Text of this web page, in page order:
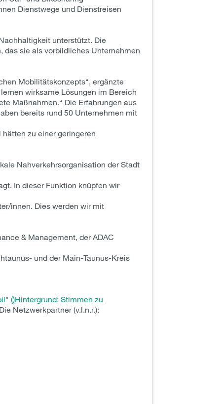
Dienstwege und Dienstreisen
unterstützt. Die
das sie als vorbildliches Unternehmen
Mobilitätskonzepts“, ergänzte
wirksame Lösungen im Bereich
Maßnahmen.“ Die Erfahrungen aus
bereits rund 50 Unternehmen mit
zu einer geringeren
Nahverkehrsorganisation der Stadt
In dieser Funktion knüpfen wir
innen. Dies werden wir mit
& Management, der ADAC
und der Main-Taunus-Kreis
()Hintergrund: Stimmen zu
Netzwerkpartner (v.l.n.r.):